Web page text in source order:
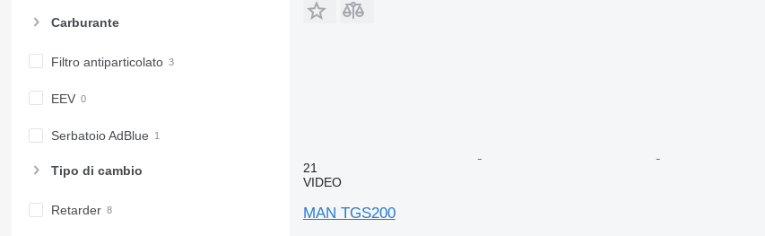
Carburante
Filtro antiparticolato
EEV
Serbatoio AdBlue
Tipo di cambio
Retarder
21
VIDEO
MAN TGS200